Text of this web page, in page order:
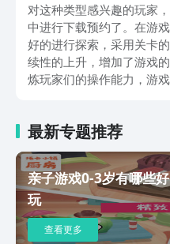
对这种类型感兴趣的玩家
中进行下载预约了。在游
好的进行探索，采用关卡
续性的上升，增加了游戏
炼玩家们的操作能力，游
能，游戏中还有三种类型
中还有许多货币的介绍与
要通过不同的方式来进行
的提升，在玩家们探索挖
以及燃料箱，还有爆发力
的配件。其中挖掘机的造
可以一一的解锁，来改变
最新专题推荐
亲子游戏0-3岁有哪些好
玩
查看更多